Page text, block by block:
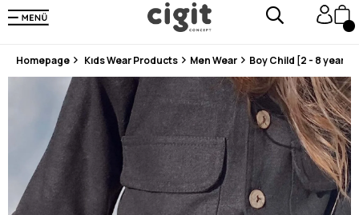
En Uygun Fiyat Garantisi !
300₺ ve Üzeri Alışverişlerde Kargo Ücretsiz !
Homepage Kıds Wear Products Men Wear Boy Child [2 - 8 years]